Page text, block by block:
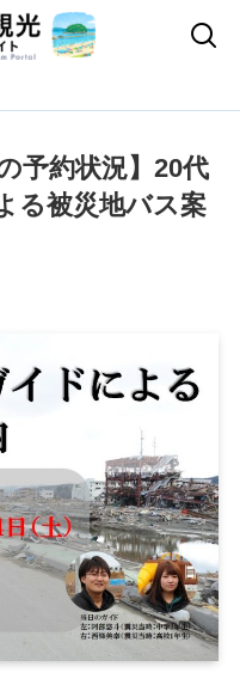
予約状況】20代
る被災地バス案